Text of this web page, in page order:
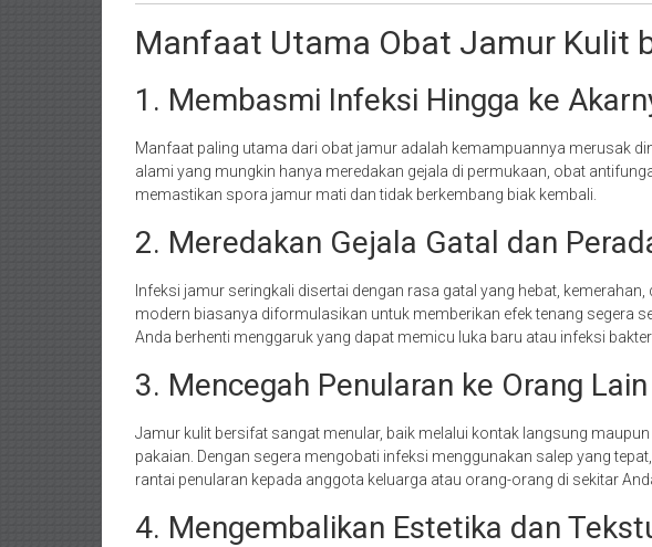
Manfaat Utama Obat Jamur Kulit
1. Membasmi Infeksi Hingga ke
Manfaat paling utama dari obat jamur adalah kemampuannya merusak
alami yang mungkin hanya meredakan gejala di permukaan, obat
memastikan spora jamur mati dan tidak berkembang biak kembali.
2. Meredakan Gejala Gatal dan
Infeksi jamur seringkali disertai dengan rasa gatal yang hebat,
modern biasanya diformulasikan untuk memberikan efek tenang segera
Anda berhenti menggaruk yang dapat memicu luka baru atau infeksi
3. Mencegah Penularan ke Orang Lain
Jamur kulit bersifat sangat menular, baik melalui kontak langsung
pakaian. Dengan segera mengobati infeksi menggunakan salep yang
rantai penularan kepada anggota keluarga atau orang-orang di sekitar
4. Mengembalikan Estetika dan